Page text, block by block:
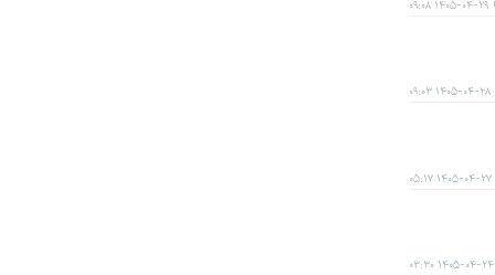
۱۴۰۵-۰۴-۲۹ ۰۹:۰۸
۱۴۰۵-۰۴-۲۸ ۰۹:۰۳
۱۴۰۵-۰۴-۲۷ ۰۵:۱۷
۱۴۰۵-۰۴-۲۴ ۰۳:۳۰